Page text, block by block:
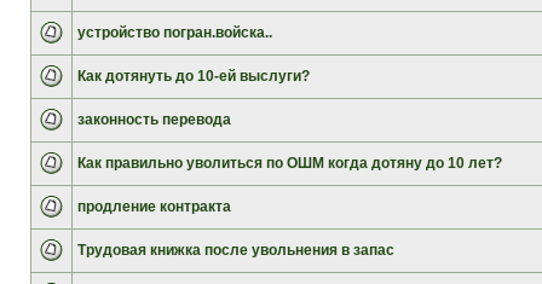
устройство погран.войска..
Как дотянуть до 10-ей выслуги?
законность перевода
Как правильно уволиться по ОШМ когда дотяну до 10 лет?
продление контракта
Трудовая книжка после увольнения в запас